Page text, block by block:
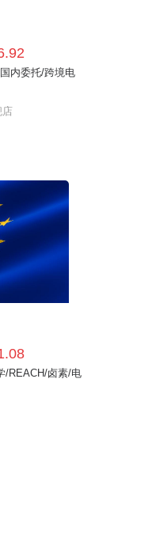
内委托/跨境电
店
/REACH/卤素/电